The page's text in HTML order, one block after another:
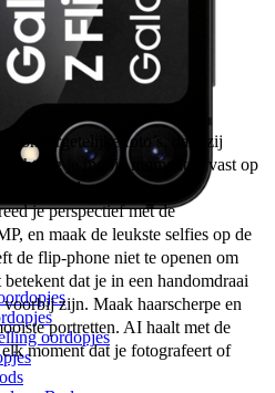
oordopjes
onvergetelijke foto’s, dankzij
leg je mooie momenten vast op
Leg het leven vast op de
je perspectief met de
en maak de leukste selfies op de
de flip-phone niet te openen om
dat je in een handomdraai
zijn. Maak haarscherpe en
portretten. AI haalt met de
moment dat je fotografeert of